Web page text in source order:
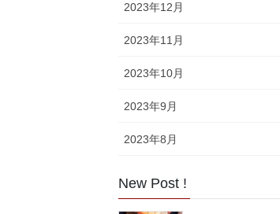
2023年12月
2023年11月
2023年10月
2023年9月
2023年8月
New Post !